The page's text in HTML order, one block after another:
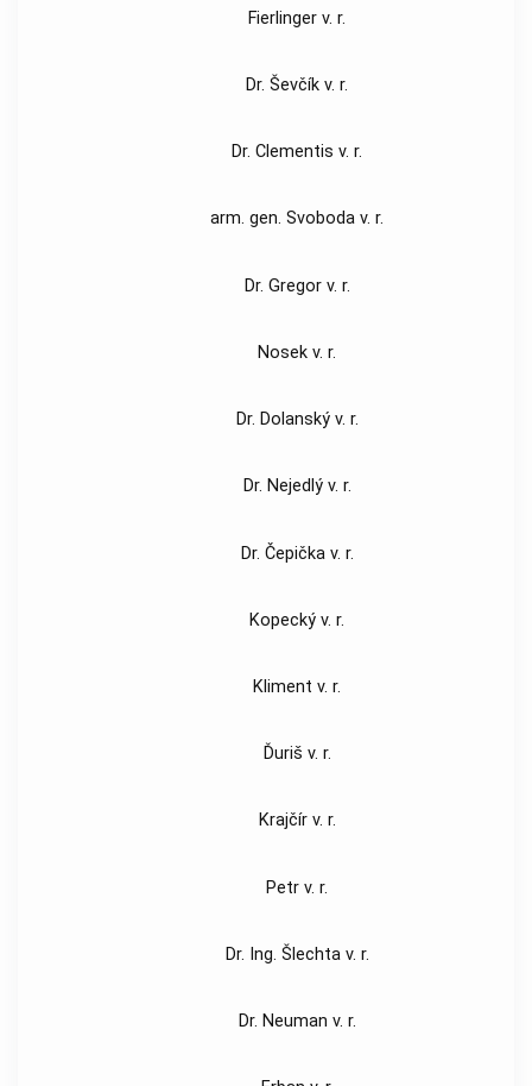
Fierlinger v. r.
Dr. Ševčík v. r.
Dr. Clementis v. r.
arm. gen. Svoboda v. r.
Dr. Gregor v. r.
Nosek v. r.
Dr. Dolanský v. r.
Dr. Nejedlý v. r.
Dr. Čepička v. r.
Kopecký v. r.
Kliment v. r.
Ďuriš v. r.
Krajčír v. r.
Petr v. r.
Dr. Ing. Šlechta v. r.
Dr. Neuman v. r.